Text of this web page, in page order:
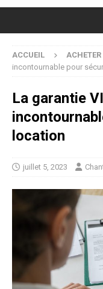
ACCUEIL ACHETER
incontournable pour
La garantie
location
juillet 5, 2023